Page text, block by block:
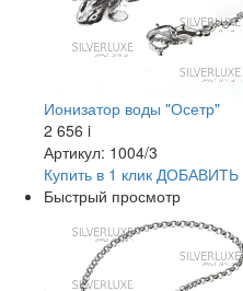
Ионизатор воды "Осетр"
2 656 i
Артикул: 1004/3
Купить в 1 клик ДОБАВИТЬ
Быстрый просмотр